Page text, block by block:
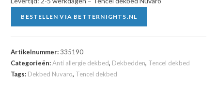
BESTELLEN VIA BETTERNIGHTS.NL
Artikelnummer: 335190
Categorieën:Anti allergie dekbed, Dekbedden, Tencel dekbed
Tags: Dekbed Nuvaro, Tencel dekbed